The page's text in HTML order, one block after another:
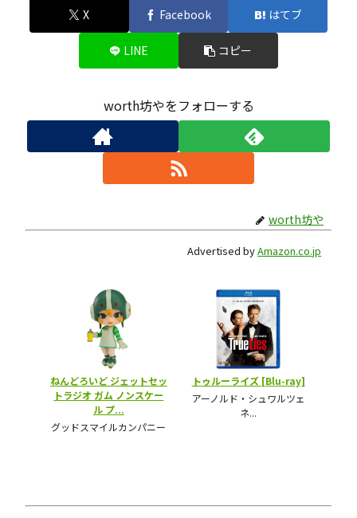
X Facebook はてブ
LINE コピー
worth坊やをフォローする
worth坊や
Advertised byAmazon.co.jp